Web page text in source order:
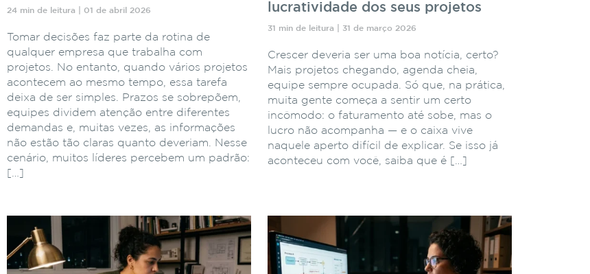
24 min de leitura | 01 de abril 2026
Tomar decisões faz parte da rotina de
qualquer empresa que trabalha com
projetos. No entanto, quando vários projetos
acontecem ao mesmo tempo, essa tarefa
deixa de ser simples. Prazos se sobrepõem,
equipes dividem atenção entre diferentes
demandas e, muitas vezes, as informações
não estão tão claras quanto deveriam. Nesse
cenário, muitos líderes percebem um padrão:
[…]
lucratividade dos seus projetos
31 min de leitura | 31 de março 2026
Crescer deveria ser uma boa notícia, certo?
Mais projetos chegando, agenda cheia,
equipe sempre ocupada. Só que, na prática,
muita gente começa a sentir um certo
incômodo: o faturamento até sobe, mas o
lucro não acompanha — e o caixa vive
naquele aperto difícil de explicar. Se isso já
aconteceu com você, saiba que é […]